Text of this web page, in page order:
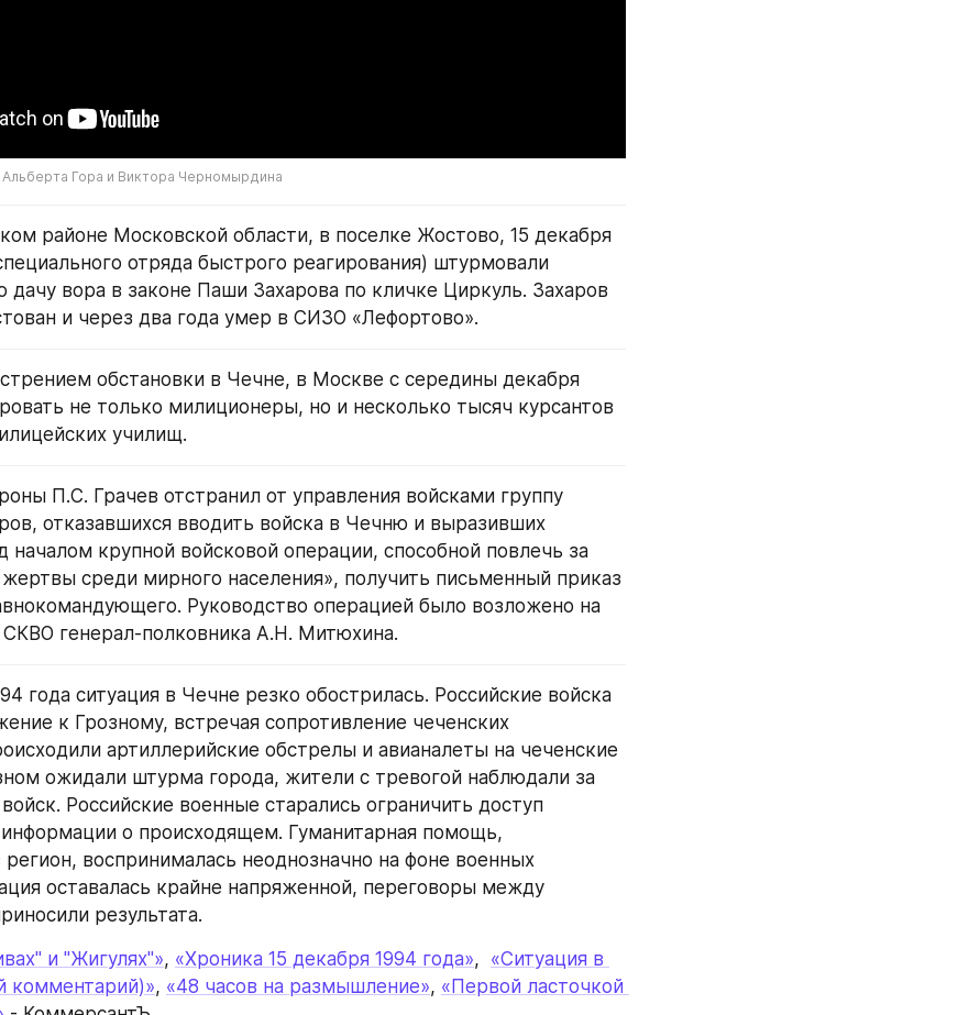
Гора и Виктора Черномырдина
районе Московской области, в поселке Жостово, 15 декабря
отряда быстрого реагирования) штурмовали
вора в законе Паши Захарова по кличке Циркуль. Захаров
и через два года умер в СИЗО «Лефортово».
обстановки в Чечне, в Москве с середины декабря
не только милиционеры, но и несколько тысяч курсантов
училищ.
П.С. Грачев отстранил от управления войсками группу
отказавшихся вводить войска в Чечню и выразивших
началом крупной войсковой операции, способной повлечь за
среди мирного населения», получить письменный приказ
Руководство операцией было возложено на
генерал-полковника А.Н. Митюхина.
года ситуация в Чечне резко обострилась. Российские войска
к Грозному, встречая сопротивление чеченских
артиллерийские обстрелы и авианалеты на чеченские
ожидали штурма города, жители с тревогой наблюдали за
Российские военные старались ограничить доступ
о происходящем. Гуманитарная помощь,
регион, воспринималась неоднозначно на фоне военных
оставалась крайне напряженной, переговоры между
результата.
и "Жигулях"», «Хроника 15 декабря 1994 года», «Ситуация в
комментарий)», «48 часов на размышление», «Первой ласточкой